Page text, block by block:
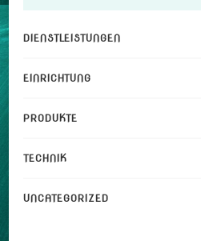
DIENSTLEISTUNGEN
EINRICHTUNG
PRODUKTE
TECHNIK
UNCATEGORIZED